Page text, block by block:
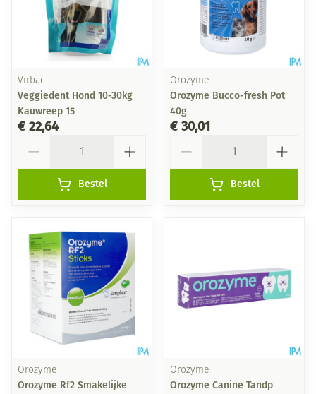
Virbac
Veggiedent Hond 10-30kg
Kauwreep 15
€ 22,64
Bestel
Orozyme
Orozyme Bucco-fresh Pot
40g
€ 30,01
Bestel
Orozyme
Orozyme Rf2 Smakelijke
Orozyme
Orozyme Canine Tandp